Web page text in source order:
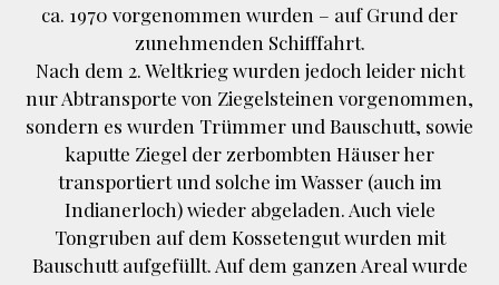
ca. 1970 vorgenommen wurden – auf Grund der
zunehmenden Schifffahrt.
Nach dem 2. Weltkrieg wurden jedoch leider nicht
nur Abtransporte von Ziegelsteinen vorgenommen,
sondern es wurden Trümmer und Bauschutt, sowie
kaputte Ziegel der zerbombten Häuser her
transportiert und solche im Wasser (auch im
Indianerloch) wieder abgeladen. Auch viele
Tongruben auf dem Kossetengut wurden mit
Bauschutt aufgefüllt. Auf dem ganzen Areal wurde